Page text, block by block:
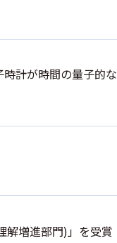
計が時間の量子的な
解増進部門)」を受賞